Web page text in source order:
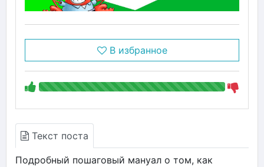
В избранное
Текст поста
Подробный пошаговый мануал о том, как